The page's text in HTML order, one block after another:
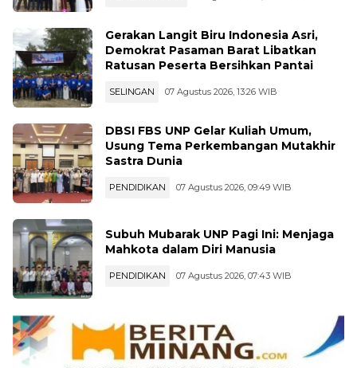
Demokrat Pasaman Barat Libatkan
Ratusan Peserta Bersihkan Pantai
SELINGAN 07 Agustus 2026, 13:26 WIB
Usung Tema Perkembangan Mutakhir
Sastra Dunia
PENDIDIKAN 07 Agustus 2026, 09:49 WIB
Mahkota dalam Diri Manusia
PENDIDIKAN 07 Agustus 2026, 07:43 WIB